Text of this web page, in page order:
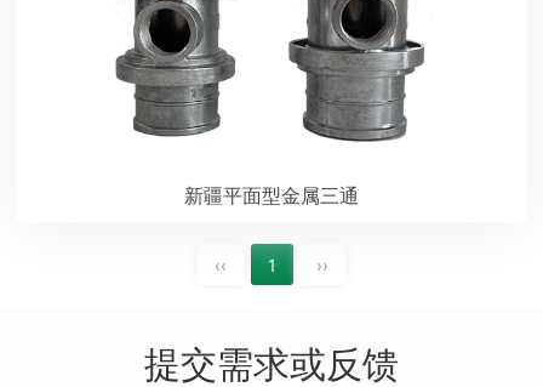
新疆平面型金属三通
‹‹ 1 ››
提交需求或反馈